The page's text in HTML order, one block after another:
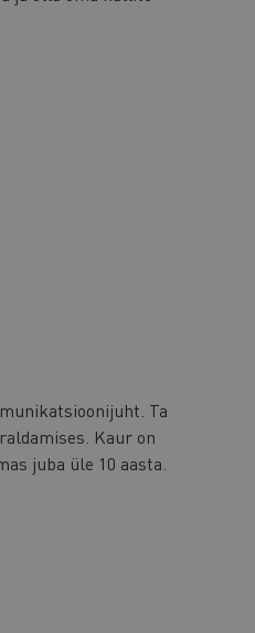
Ta
Kaur on
juba üle 10 aasta.